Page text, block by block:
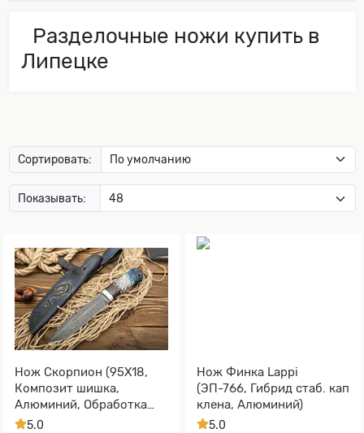
Разделочные ножи купить в
Липецке
Сортировать:
Показывать:
Нож Скорпион (95Х18,
Композит шишка,
Алюминий, Обработка
клинка Stonewash)
5.0
Нож Финка Lappi
(ЭП-766, Гибрид стаб. кап
клена, Алюминий)
5.0